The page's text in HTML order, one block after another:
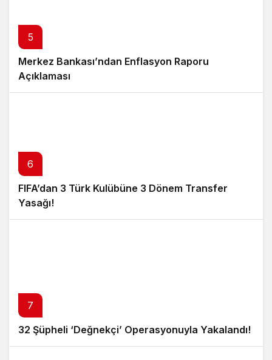
5
Merkez Bankası’ndan Enflasyon Raporu
Açıklaması
6
FIFA’dan 3 Türk Kulübüne 3 Dönem Transfer
Yasağı!
7
32 Şüpheli ‘Değnekçi’ Operasyonuyla Yakalandı!